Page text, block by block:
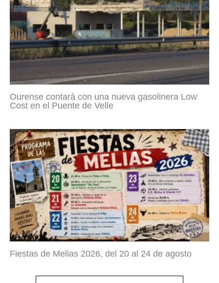
Ourense contará con una nueva gasolinera Low
Cost en el Puente de Velle
Fiestas de Melias 2026, del 20 al 24 de agosto